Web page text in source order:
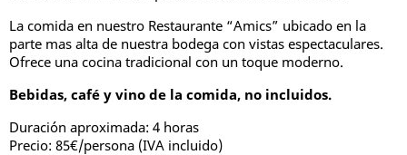
La comida en nuestro Restaurante “Amics” ubicado en la
parte mas alta de nuestra bodega con vistas espectaculares.
Ofrece una cocina tradicional con un toque moderno.
Bebidas, café y vino de la comida, no incluidos.
Duración aproximada: 4 horas
Precio: 85€/persona (IVA incluido)